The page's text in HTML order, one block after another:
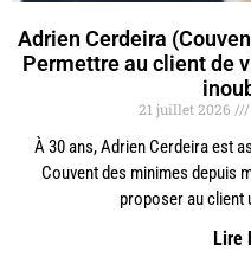
Adrien Cerdeira
Permettre au client de
21 juillet 2026
À 30 ans, Adrien Cerdeira est
Couvent des minimes depuis
proposer au client
Lire